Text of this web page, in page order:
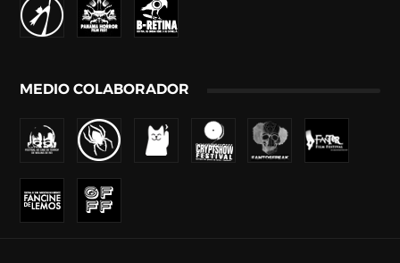
MEDIO COLABORADOR